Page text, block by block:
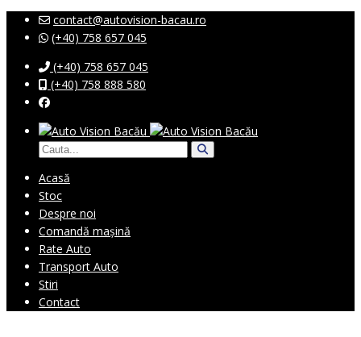
contact@autovision-bacau.ro
(+40) 758 657 045
(+40) 758 657 045
(+40) 758 888 580
Acasă
Stoc
Despre noi
Comandă mașină
Rate Auto
Transport Auto
Stiri
Contact